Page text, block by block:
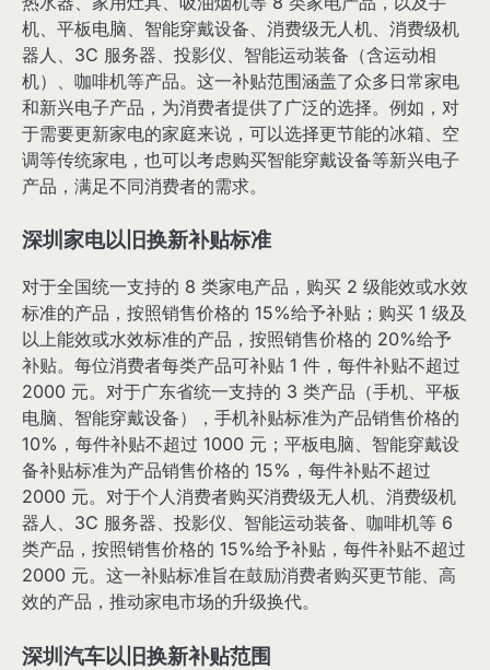
机、平板电脑、智能穿戴设备、消费级无人机、消费级机
器人、3C 服务器、投影仪、智能运动装备（含运动相
机）、咖啡机等产品。这一补贴范围涵盖了众多日常家电
和新兴电子产品，为消费者提供了广泛的选择。例如，对
于需要更新家电的家庭来说，可以选择更节能的冰箱、空
调等传统家电，也可以考虑购买智能穿戴设备等新兴电子
产品，满足不同消费者的需求。
深圳家电以旧换新补贴标准
对于全国统一支持的 8 类家电产品，购买 2 级能效或水效
标准的产品，按照销售价格的 15%给予补贴；购买 1 级及
以上能效或水效标准的产品，按照销售价格的 20%给予
补贴。每位消费者每类产品可补贴 1 件，每件补贴不超过
2000 元。对于广东省统一支持的 3 类产品（手机、平板
电脑、智能穿戴设备），手机补贴标准为产品销售价格的
10%，每件补贴不超过 1000 元；平板电脑、智能穿戴设
备补贴标准为产品销售价格的 15%，每件补贴不超过
2000 元。对于个人消费者购买消费级无人机、消费级机
器人、3C 服务器、投影仪、智能运动装备、咖啡机等 6
类产品，按照销售价格的 15%给予补贴，每件补贴不超过
2000 元。这一补贴标准旨在鼓励消费者购买更节能、高
效的产品，推动家电市场的升级换代。
深圳汽车以旧换新补贴范围